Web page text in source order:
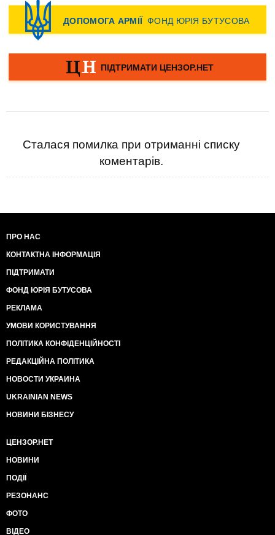
Сталася помилка при отриманні списку
коментарів.
ПРО НАС
КОНТАКТНА ІНФОРМАЦІЯ
ПІДТРИМАТИ
ФОНД ЮРІЯ БУТУСОВА
РЕКЛАМА
УМОВИ КОРИСТУВАННЯ
ПОЛІТИКА КОНФІДЕНЦІЙНОСТІ
РЕДАКЦІЙНА ПОЛІТИКА
НОВОСТИ УКРАИНА
UKRAINIAN NEWS
НОВИНИ БІЗНЕСУ
ЦЕНЗОР.НЕТ
НОВИНИ
ПОДІЇ
РЕЗОНАНС
ФОТО
ВІДЕО